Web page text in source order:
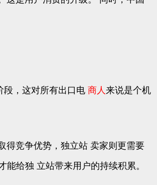
段，这对所有出口电 商人来说是个机
得竞争优势，独立站 卖家则更需要
给独 立站带来用户的持续积累。